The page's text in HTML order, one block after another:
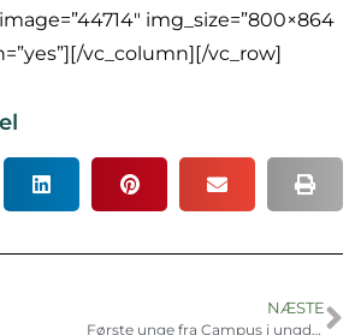
img_size=”800×864
vc_column][/vc_row]
NÆSTE
Første unge fra Campus i ungdomsboliger